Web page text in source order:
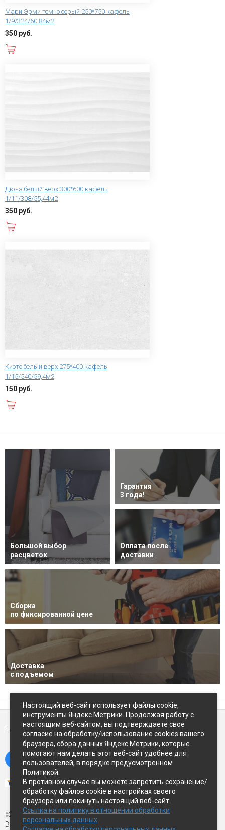
Мари Эрми темно серый 250*750 кафель
1/9/324/60,84м2
350 руб.
Дюна белый верх 300*600 кафель
1/11/308/55,44м2
350 руб.
Киото белый верх 275*400 кафель
1/15/540/59,4м2
150 руб.
Большой выбор
расцветок
Гарантия
3 года!
Оплата после
доставки
Сборка
по фиксированной цене
Доставка
с подъемом
г. Петропавловск-Камчатский,ул Восточное-шоссе, д.5
© Экспострой, 2026 г.
Все права защищены
Настоящий веб-сайт использует файлы cookie,
инструменты Яндекс.Метрики. Продолжая работу с
настоящим веб-сайтом, вы подтверждаете свое
согласие на обработку/использование cookies вашего
браузера, сбора данных Яндекс.Метрики, которые
помогают нам делать этот веб-сайт удобнее для
пользователей, в порядке предусмотренном
Политикой.
В противном случае вы можете запретить сохранение/
обработку файлов cookie в настройках своего
браузера или покинуть настоящий веб-сайт.
Ссылка на политику в отношении обработки
персональных данных